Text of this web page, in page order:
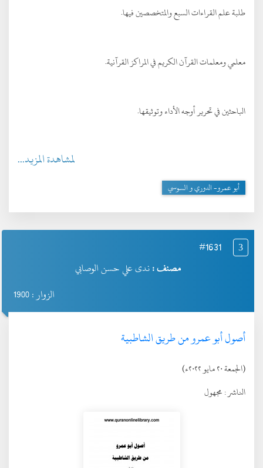
طلبة علم القراءات السبع والمتخصصين فيها.
معلمي ومعلمات القرآن الكريم في المراكز القرآنية.
الباحثين في تحرير أوجه الأداء وتوثيقها.
لمشاهدة المزيد...
أبو عمرو- الدوري و السوسي
3
#1631
مصنف :ندى علي حسن الوصابي
الزوار : 1900
أصول أبو عمرو من طريق الشاطبية
(الجمعة ٢٠ مايو ٢٠٢٢ء)
الناشر :مجهول